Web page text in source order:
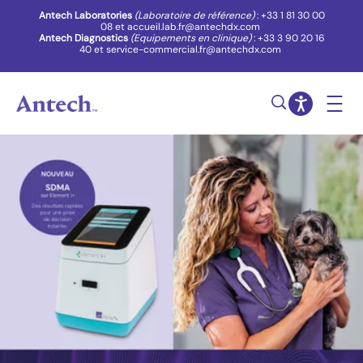
Antech Laboratories (Laboratoire de référence): +33 1 81 30 00
08 et accueil.lab.fr@antechdx.com
Antech Diagnostics (Equipements en clinique): +33 3 90 20 16
40 et service-commercial.fr@antechdx.com